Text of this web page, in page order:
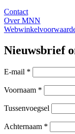
Contact
Over MNN
Nieuwsbrief
E-mail *
Voornaam *
Tussenvoegsel
Achternaam *